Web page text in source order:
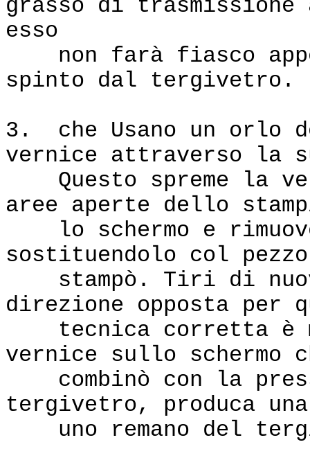
grasso di
esso
non farà fiasco
spinto dal tergivetro.
3. che Usano un
vernice attraverso la
Questo spreme la
aree aperte dello
lo schermo e
sostituendolo col
stampò. Tiri di
direzione opposta per
tecnica corretta è
vernice sullo schermo
combinò con la
tergivetro, produca una
uno remano del